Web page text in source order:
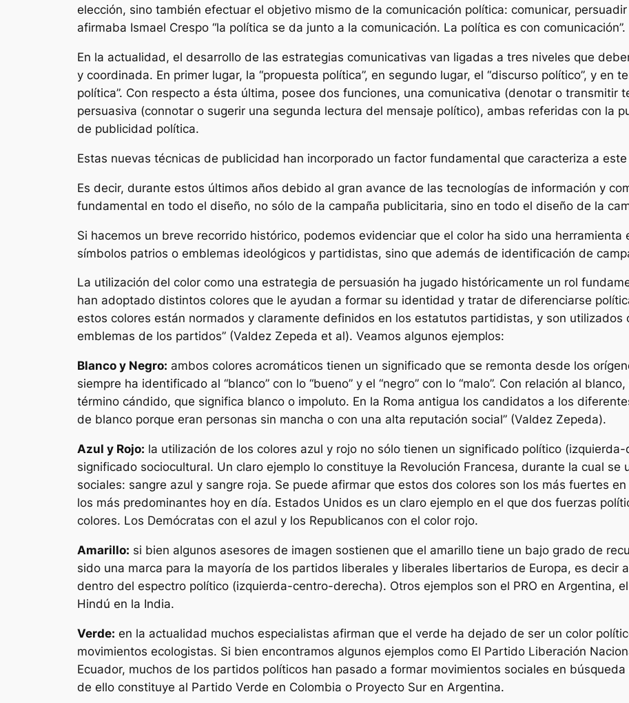
elección, sino también efectuar el objetivo mismo de la comunicación política: comunicar,
afirmaba Ismael Crespo “la política se da junto a la comunicación. La política es con comunicación”.
En la actualidad, el desarrollo de las estrategias comunicativas van ligadas a tres niveles que
y coordinada. En primer lugar, la “propuesta política”, en segundo lugar, el “discurso político”, y en
política”. Con respecto a ésta última, posee dos funciones, una comunicativa (denotar o transmitir
persuasiva (connotar o sugerir una segunda lectura del mensaje político), ambas referidas con la
de publicidad política.
Estas nuevas técnicas de publicidad han incorporado un factor fundamental que caracteriza a
Es decir, durante estos últimos años debido al gran avance de las tecnologías de información y
fundamental en todo el diseño, no sólo de la campaña publicitaria, sino en todo el diseño de la
Si hacemos un breve recorrido histórico, podemos evidenciar que el color ha sido una
símbolos patrios o emblemas ideológicos y partidistas, sino que además de identificación de
La utilización del color como una estrategia de persuasión ha jugado históricamente un rol
han adoptado distintos colores que le ayudan a formar su identidad y tratar de diferenciarse
estos colores están normados y claramente definidos en los estatutos partidistas, y son utilizados
emblemas de los partidos” (Valdez Zepeda et al). Veamos algunos ejemplos:
Blanco y Negro: ambos colores acromáticos tienen un significado que se remonta desde los
siempre ha identificado al “blanco” con lo “bueno” y el “negro” con lo “malo”. Con relación al blanco,
término cándido, que significa blanco o impoluto. En la Roma antigua los candidatos a los
de blanco porque eran personas sin mancha o con una alta reputación social” (Valdez Zepeda).
Azul y Rojo: la utilización de los colores azul y rojo no sólo tienen un significado político
significado sociocultural. Un claro ejemplo lo constituye la Revolución Francesa, durante la cual se
sociales: sangre azul y sangre roja. Se puede afirmar que estos dos colores son los más fuertes
los más predominantes hoy en día. Estados Unidos es un claro ejemplo en el que dos fuerzas
colores. Los Demócratas con el azul y los Republicanos con el color rojo.
Amarillo: si bien algunos asesores de imagen sostienen que el amarillo tiene un bajo grado de
sido una marca para la mayoría de los partidos liberales y liberales libertarios de Europa, es decir
dentro del espectro político (izquierda-centro-derecha). Otros ejemplos son el PRO en Argentina,
Hindú en la India.
Verde: en la actualidad muchos especialistas afirman que el verde ha dejado de ser un color
movimientos ecologistas. Si bien encontramos algunos ejemplos como El Partido Liberación
Ecuador, muchos de los partidos políticos han pasado a formar movimientos sociales en
de ello constituye al Partido Verde en Colombia o Proyecto Sur en Argentina.